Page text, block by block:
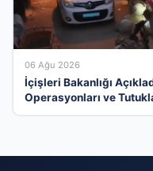
06 Ağu 2026
İçişleri Bakanlığı
Operasyonları ve